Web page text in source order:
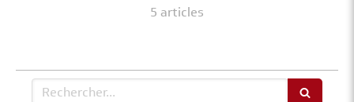
5 articles
Rechercher